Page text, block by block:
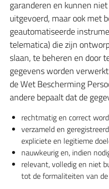
garanderen en kunnen
uitgevoerd, maar ook met
geautomatiseerde
telematica) die zijn
slaan, te beheren en door
gegevens worden
de Wet Bescherming
andere bepaalt dat de
rechtmatig en correct
verzameld en
expliciete en legitieme
nauwkeurig en, indien
relevant, volledig en niet
tot de formaliteiten van